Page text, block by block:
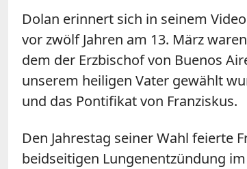
Dolan erinnert sich in seinem
vor zwölf Jahren am 13. März
dem der Erzbischof von Buenos
unserem heiligen Vater gewählt
und das Pontifikat von Franziskus.
Den Jahrestag seiner Wahl feierte
beidseitigen Lungenentzündung